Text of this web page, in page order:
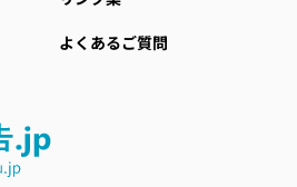
よくあるご質問